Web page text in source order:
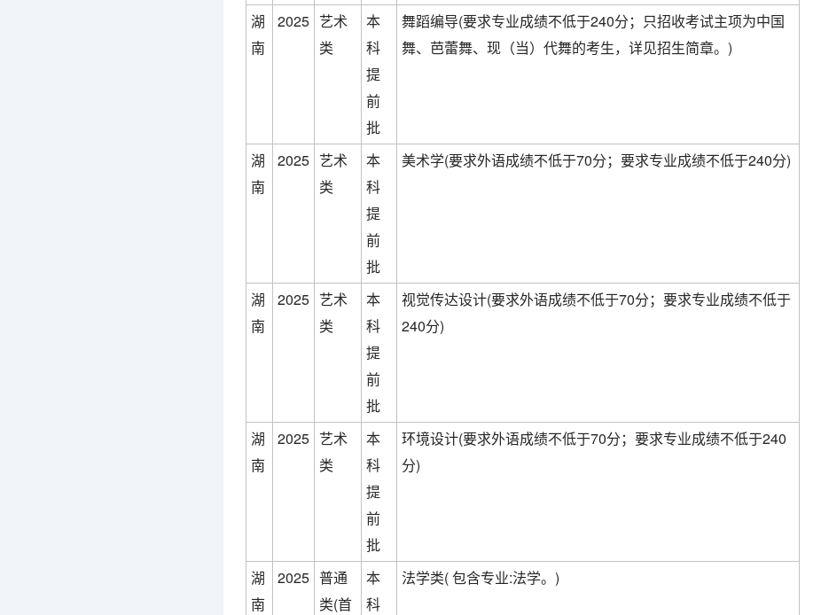
湖
南
2025 艺术
类
本
科
提
前
批
舞蹈编导(要求专业成绩不低于240分；只招收考试主项为中国
舞、芭蕾舞、现（当）代舞的考生，详见招生简章。)
湖
南
2025 艺术
类
本
科
提
前
批
美术学(要求外语成绩不低于70分；要求专业成绩不低于240分)
湖
南
2025 艺术
类
本
科
提
前
批
视觉传达设计(要求外语成绩不低于70分；要求专业成绩不低于
240分)
湖
南
2025 艺术
类
本
科
提
前
批
环境设计(要求外语成绩不低于70分；要求专业成绩不低于240
分)
湖
南
2025 普通
类(首
本
科
法学类( 包含专业:法学。)